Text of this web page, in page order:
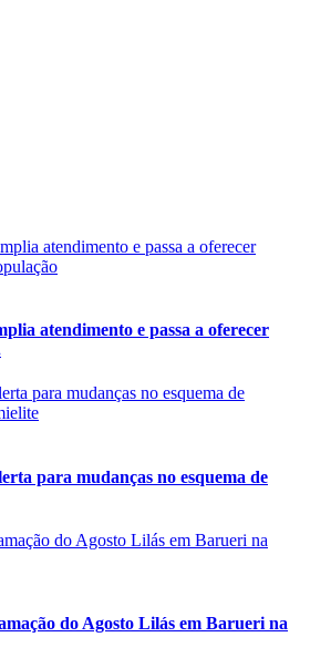
atendimento e passa a oferecer
para mudanças no esquema de
do Agosto Lilás em Barueri na